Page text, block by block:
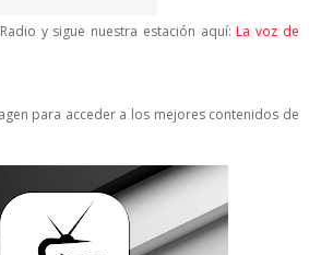
y sigue nuestra estación aquí: La voz de
para acceder a los mejores contenidos de